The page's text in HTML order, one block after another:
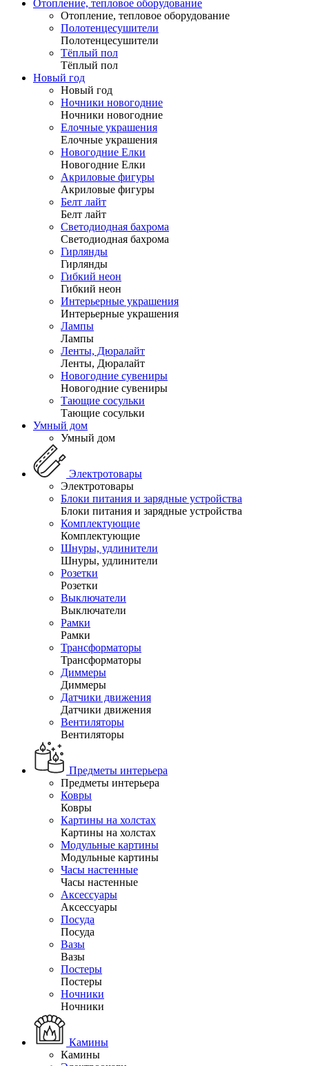
Отопление, тепловое оборудование
Отопление, тепловое оборудование
Полотенцесушители
Полотенцесушители
Тёплый пол
Тёплый пол
Новый год
Новый год
Ночники новогодние
Ночники новогодние
Елочные украшения
Елочные украшения
Новогодние Елки
Новогодние Елки
Акриловые фигуры
Акриловые фигуры
Белт лайт
Белт лайт
Светодиодная бахрома
Светодиодная бахрома
Гирлянды
Гирлянды
Гибкий неон
Гибкий неон
Интерьерные украшения
Интерьерные украшения
Лампы
Лампы
Ленты, Дюралайт
Ленты, Дюралайт
Новогодние сувениры
Новогодние сувениры
Тающие сосульки
Тающие сосульки
Умный дом
Умный дом
Электротовары
Электротовары
Блоки питания и зарядные устройства
Блоки питания и зарядные устройства
Комплектующие
Комплектующие
Шнуры, удлинители
Шнуры, удлинители
Розетки
Розетки
Выключатели
Выключатели
Рамки
Рамки
Трансформаторы
Трансформаторы
Диммеры
Диммеры
Датчики движения
Датчики движения
Вентиляторы
Вентиляторы
Предметы интерьера
Предметы интерьера
Ковры
Ковры
Картины на холстах
Картины на холстах
Модульные картины
Модульные картины
Часы настенные
Часы настенные
Аксессуары
Аксессуары
Посуда
Посуда
Вазы
Вазы
Постеры
Постеры
Ночники
Ночники
Камины
Камины